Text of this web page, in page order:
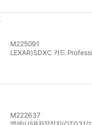
M225091
LEXAR)SDXC 카드
M222637